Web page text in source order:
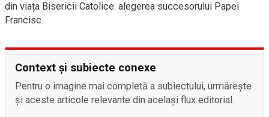
din viața Bisericii Catolice: alegerea succesorului Papei
Francisc.
Context și subiecte conexe
Pentru o imagine mai completă a subiectului, urmărește
și aceste articole relevante din același flux editorial.